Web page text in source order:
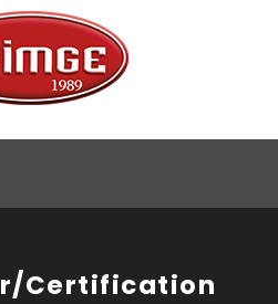
Certification